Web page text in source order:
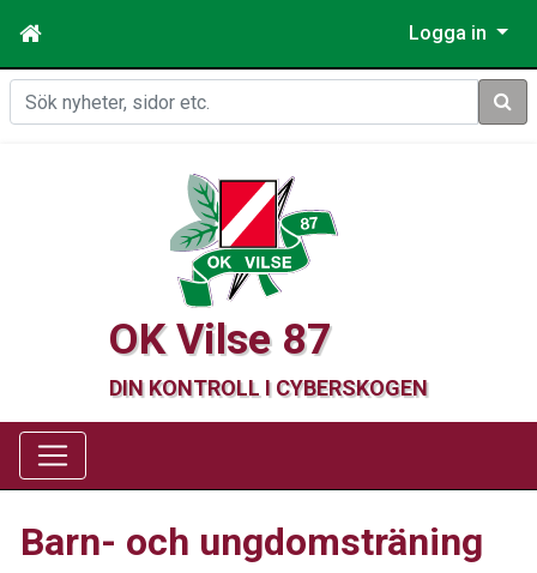
Logga in
Sök
OK Vilse 87
DIN KONTROLL I CYBERSKOGEN
Barn- och ungdomsträning